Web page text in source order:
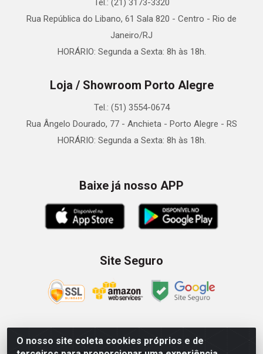
O nosso site coleta cookies próprios e de
Tel.: (21) 3173-3320
Rua República do Libano, 61 Sala 820 - Centro - Rio de
Janeiro/RJ
HORÁRIO: Segunda a Sexta: 8h às 18h.
Loja / Showroom Porto Alegre
Tel.: (51) 3554-0674
Rua Ângelo Dourado, 77 - Anchieta - Porto Alegre - RS
HORÁRIO: Segunda a Sexta: 8h às 18h.
Baixe já nosso APP
Site Seguro
Zein Importação e Comércio LTDA - Av. Senador Queiróz, 274